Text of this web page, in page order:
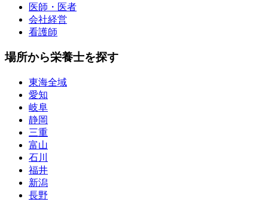
医師・医者
会社経営
看護師
場所から栄養士を探す
東海全域
愛知
岐阜
静岡
三重
富山
石川
福井
新潟
長野